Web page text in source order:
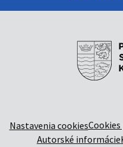
Nastavenia cookies
Autorské informácie